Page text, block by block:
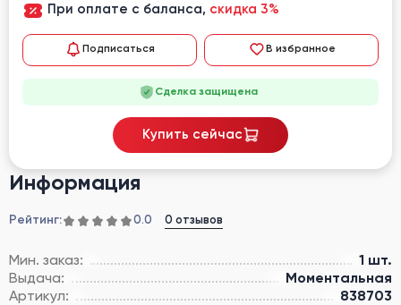
Информация
Рейтинг: 0.0 0 отзывов
Мин. заказ:
1 шт.
Выдача:
Моментальная
Артикул:
838703
При оплате с баланса, скидка 3%
Подписаться В избранное
Сделка защищена
Купить сейчас